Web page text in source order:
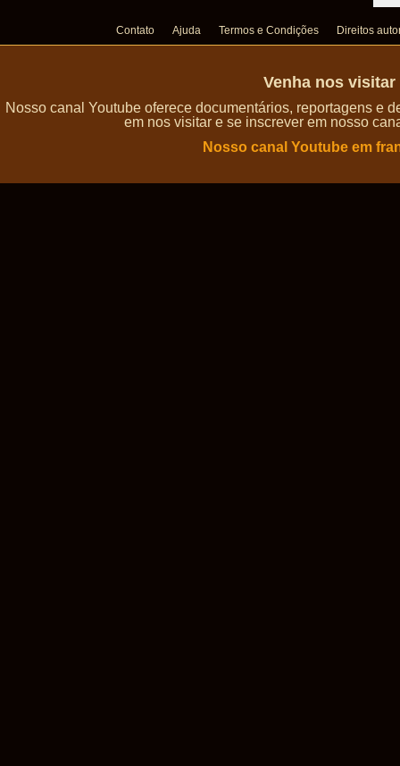
Contato Ajuda Termos e Condições Direitos
Venha nos
Nosso canal Youtube oferece documentários, reportagens e
em nos visitar e se inscrever em nosso
Nosso canal Youtube em